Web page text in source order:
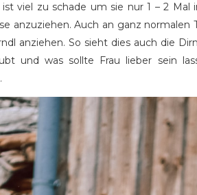
ist viel zu schade um sie nur 1 – 2
anzuziehen. Auch an ganz
anziehen. So sieht dies auch die
und was sollte Frau lieber sein